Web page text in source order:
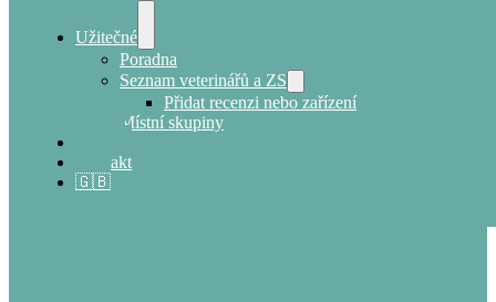
Užitečné
Poradna
Seznam veterinářů a ZS
Přidat recenzi nebo zařízení
Místní skupiny
Kontakt
🇬🇧